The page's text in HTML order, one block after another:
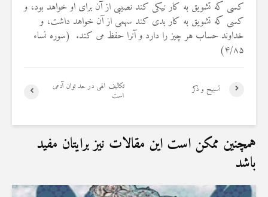
کسی که تشویق به کار نیکی کند نصیبی از آن برای او خواهد بود، و
کسی که تشویق به کار بدی کند سهمی از آن خواهد داشت، و
خداوند حساب هر چیز را دارد و آنرا حفظ می‏ کند. (سوره نساء
۴/۸۵)
تکالیف الهی در حد توان آدمی
است
تسبیح و ذکر
همچنین ممکن است این مقالات نیز برایتان مفید
باشد
19 جولای 2026
36 نمایش ها